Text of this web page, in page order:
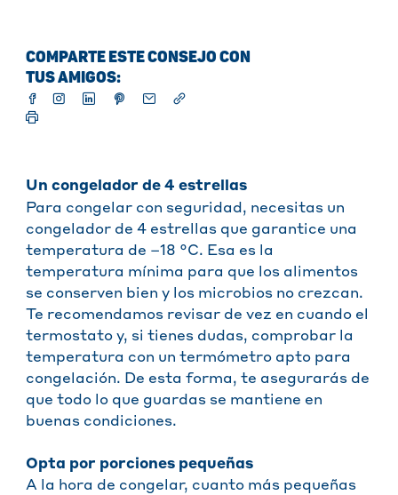
COMPARTE ESTE CONSEJO CON
TUS AMIGOS:
Un congelador de 4 estrellas
Para congelar con seguridad, necesitas un
congelador de 4 estrellas que garantice una
temperatura de –18 °C. Esa es la
temperatura mínima para que los alimentos
se conserven bien y los microbios no crezcan.
Te recomendamos revisar de vez en cuando el
termostato y, si tienes dudas, comprobar la
temperatura con un termómetro apto para
congelación. De esta forma, te asegurarás de
que todo lo que guardas se mantiene en
buenas condiciones.
Opta por porciones pequeñas
A la hora de congelar, cuanto más pequeñas